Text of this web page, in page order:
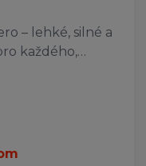
– lehké, silné a
každého,…